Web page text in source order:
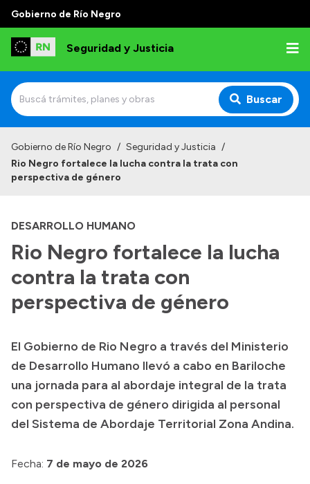
Gobierno de Río Negro
Seguridad y Justicia
Buscar
Institucional
Autoridades
Delegaciones
Normativa
Presupuesto
Boletín Oficial
Compras y licitaciones
Consulta de expedientes
Convocatorias
Gobierno de Río Negro / Seguridad y Justicia /
Rio Negro fortalece la lucha contra la trata con
perspectiva de género
DESARROLLO HUMANO
Rio Negro fortalece la lucha
contra la trata con
perspectiva de género
El Gobierno de Rio Negro a través del Ministerio
de Desarrollo Humano llevó a cabo en Bariloche
una jornada para al abordaje integral de la trata
con perspectiva de género dirigida al personal
del Sistema de Abordaje Territorial Zona Andina.
Fecha: 7 de mayo de 2026